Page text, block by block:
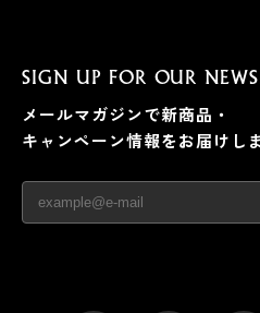
SIGN UP FOR OUR
メールマガジンで新商品・
キャンペーン情報をお届けしま